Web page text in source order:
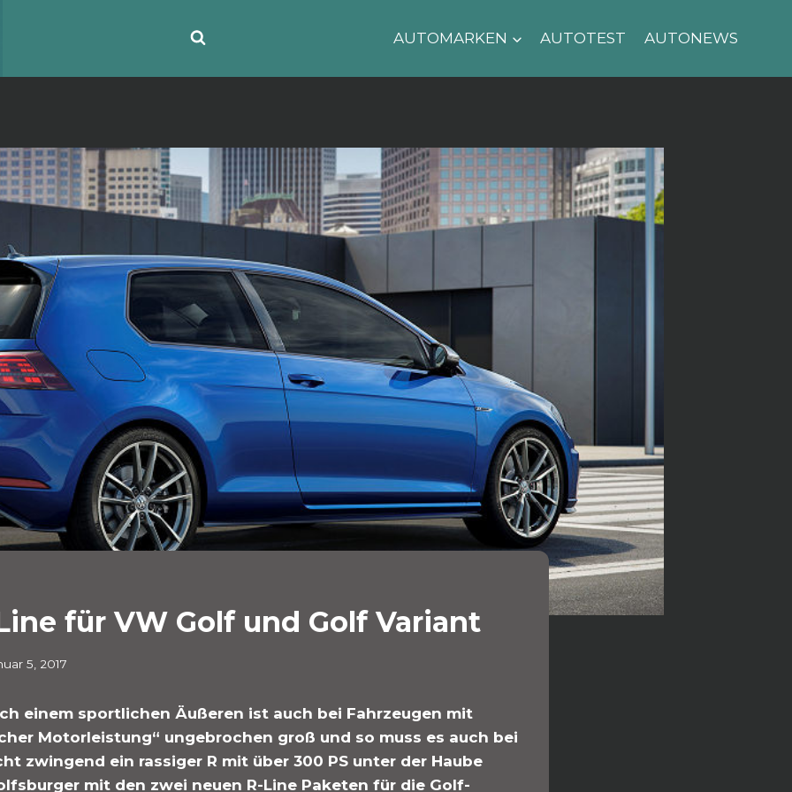
AUTOMARKEN AUTOTEST AUTONEWS
für VW Golf und Golf Variant
5, 2017
einem sportlichen Äußeren ist auch bei Fahrzeugen mit
Motorleistung“ ungebrochen groß und so muss es auch bei
zwingend ein rassiger R mit über 300 PS unter der Haube
mit den zwei neuen R-Line Paketen für die Golf-